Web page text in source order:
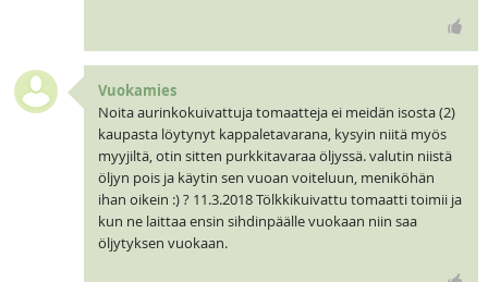
Vuokamies
Noita aurinkokuivattuja tomaatteja ei meidän isosta (2)
kaupasta löytynyt kappaletavarana, kysyin niitä myös
myyjiltä, otin sitten purkkitavaraa öljyssä. valutin niistä
öljyn pois ja käytin sen vuoan voiteluun, meniköhän
ihan oikein :) ? 11.3.2018 Tölkkikuivattu tomaatti toimii ja
kun ne laittaa ensin sihdinpäälle vuokaan niin saa
öljytyksen vuokaan.